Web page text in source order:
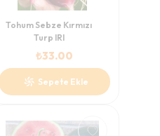
Tohum Sebze Kırmızı
Turp IRI
₺33.00
Sepete Ekle